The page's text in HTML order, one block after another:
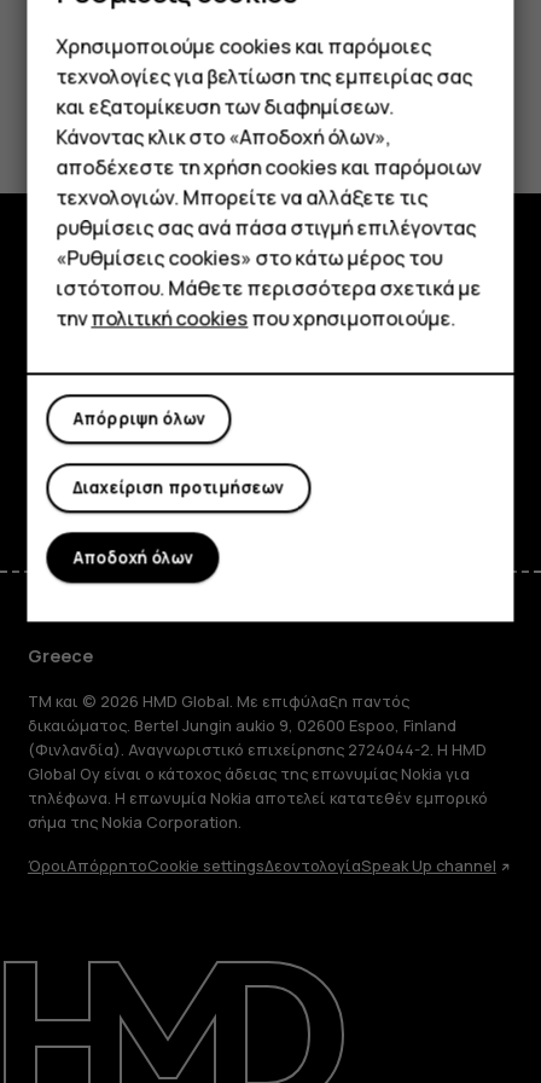
Smartphone
Τηλέφωνα απλής χρήσης
Tablet
Επισκευή, επαναχρησιμοποίηση,
ανακύκλωση
Υποστήριξη
Το βρήκατε χρήσιμο;
Ναι Όχι
Εξερευνήστε
Πληροφορίες
Planet and people
Υποστήριξη
FacebookInstagram
TiktokYoutubeLinkedin
Greece
TM και © 2026 HMD Global. Με επιφύλαξη παντός
δικαιώματος. Bertel Jungin aukio 9, 02600 Espoo, Finland
(Φινλανδία). Αναγνωριστικό επιχείρησης 2724044-2. Η HMD
Global Oy είναι ο κάτοχος άδειας της επωνυμίας Nokia για
τηλέφωνα. Η επωνυμία Nokia αποτελεί κατατεθέν εμπορικό
σήμα της Nokia Corporation.
ΌροιΑπόρρητοCookie settingsΔεοντολογίαSpeak Up channel
Χρησιμοποιούμε cookies και παρόμοιες
τεχνολογίες για βελτίωση της εμπειρίας σας
και εξατομίκευση των διαφημίσεων.
Κάνοντας κλικ στο «Αποδοχή όλων»,
αποδέχεστε τη χρήση cookies και παρόμοιων
τεχνολογιών. Μπορείτε να αλλάξετε τις
ρυθμίσεις σας ανά πάσα στιγμή επιλέγοντας
«Ρυθμίσεις cookies» στο κάτω μέρος του
ιστότοπου. Μάθετε περισσότερα σχετικά με
τηνπολιτική cookiesπου χρησιμοποιούμε.
Απόρριψη όλων
Διαχείριση προτιμήσεων
Αποδοχή όλων